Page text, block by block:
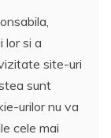
lor si a
site-uri
sunt
urilor nu va
cele mai